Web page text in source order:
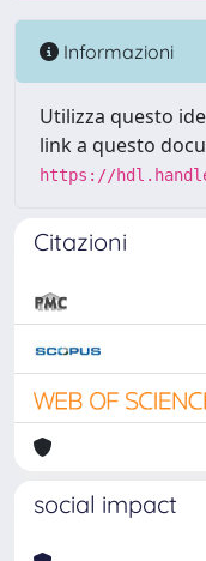
Informazioni
Utilizza questo
link a questo
https://
Citazioni
social impact